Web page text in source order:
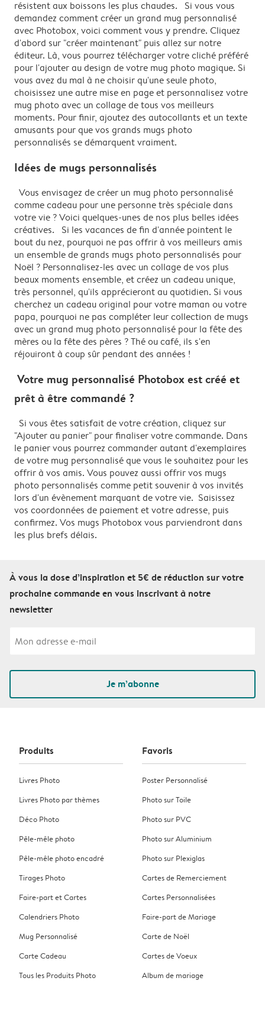
résistent aux boissons les plus chaudes. Si vous vous
demandez comment créer un grand mug personnalisé
avec Photobox, voici comment vous y prendre. Cliquez
d'abord sur "créer maintenant" puis allez sur notre
éditeur. Là, vous pourrez télécharger votre cliché préféré
pour l'ajouter au design de votre mug photo magique. Si
vous avez du mal à ne choisir qu'une seule photo,
choisissez une autre mise en page et personnalisez votre
mug photo avec un collage de tous vos meilleurs
moments. Pour finir, ajoutez des autocollants et un texte
amusants pour que vos grands mugs photo
personnalisés se démarquent vraiment.
Idées de mugs personnalisés
Vous envisagez de créer un mug photo personnalisé
comme cadeau pour une personne très spéciale dans
votre vie ? Voici quelques-unes de nos plus belles idées
créatives. Si les vacances de fin d'année pointent le
bout du nez, pourquoi ne pas offrir à vos meilleurs amis
un ensemble de grands mugs photo personnalisés pour
Noël ? Personnalisez-les avec un collage de vos plus
beaux moments ensemble, et créez un cadeau unique,
très personnel, qu'ils apprécieront au quotidien. Si vous
cherchez un cadeau original pour votre maman ou votre
papa, pourquoi ne pas compléter leur collection de mugs
avec un grand mug photo personnalisé pour la fête des
mères ou la fête des pères ? Thé ou café, ils s'en
réjouiront à coup sûr pendant des années !
Votre mug personnalisé Photobox est créé et
prêt à être commandé ?
Si vous êtes satisfait de votre création, cliquez sur
"Ajouter au panier" pour finaliser votre commande. Dans
le panier vous pourrez commander autant d'exemplaires
de votre mug personnalisé que vous le souhaitez pour les
offrir à vos amis. Vous pouvez aussi offrir vos mugs
photo personnalisés comme petit souvenir à vos invités
lors d'un évènement marquant de votre vie. Saisissez
vos coordonnées de paiement et votre adresse, puis
confirmez. Vos mugs Photobox vous parviendront dans
les plus brefs délais.
À vous la dose d’inspiration et 5€ de réduction sur votre
prochaine commande en vous inscrivant à notre
newsletter
Je m’abonne
Produits
Livres Photo
Livres Photo par thèmes
Déco Photo
Pêle-mêle photo
Pêle-mêle photo encadré
Tirages Photo
Faire-part et Cartes
Calendriers Photo
Mug Personnalisé
Carte Cadeau
Tous les Produits Photo
Favoris
Poster Personnalisé
Photo sur Toile
Photo sur PVC
Photo sur Aluminium
Photo sur Plexiglas
Cartes de Remerciement
Cartes Personnalisées
Faire-part de Mariage
Carte de Noël
Cartes de Voeux
Album de mariage